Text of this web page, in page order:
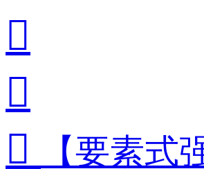



【要素式